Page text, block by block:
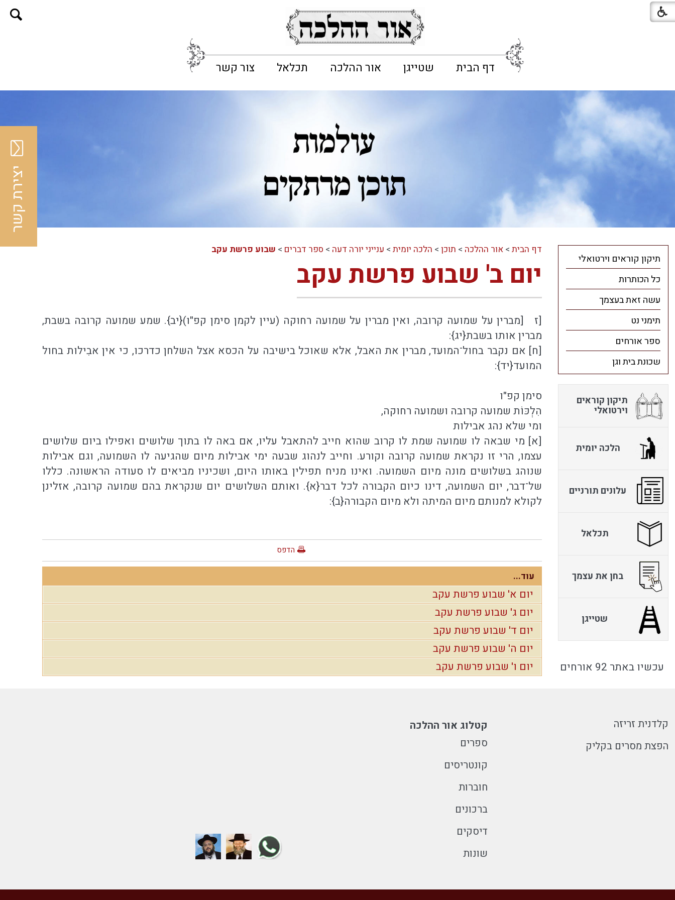
דף הבית שטייגן אור ההלכה תכלאל צור קשר
דף הבית> אור ההלכה > תוכן> הלכה יומית> ענייני יורה דעה > ספר דברים > שבוע פרשת עקב
יום ב' שבוע פרשת עקב
[ז [מברין על שמועה קרובה, ואין מברין על שמועה רחוקה (עיין לקמן סימן קפ"ו){יב}. שמע שמועה קרובה בשבת,
מברין אותו בשבת{יג}:
[ח] אם נקבר בחול־המועד, מברין את האבל, אלא שאוכל בישיבה על הכסא אצל השלחן כדרכו, כי אין אבִילות בחול
המועד{יד}:
סימן קפ"ו
הִלְכּוֹת שמועה קרובה ושמועה רחוקה,
ומי שלא נהג אבילות
[א] מי שבאה לו שמועה שמת לו קרוב שהוא חייב להתאבל עליו, אם באה לו בתוך שלושים ואפילו ביום שלושים
עצמו, הרי זו נקראת שמועה קרובה וקורע. וחייב לנהוג שבעה ימי אבילות מיום שהגיעה לו השמועה, וגם אבילות
שנוהג בשלושים מונה מיום השמועה. ואינו מניח תפילין באותו היום, ושכיניו מביאים לו סעודה הראשונה. כללו
של־דבר, יום השמועה, דינו כיום הקבורה לכל דבר{א}. ואותם השלושים יום שנקראת בהם שמועה קרובה, אזלינן
לקולא למנותם מיום המיתה ולא מיום הקבורה{ב}:
הדפס
עוד...
יום א' שבוע פרשת עקב
יום ג' שבוע פרשת עקב
יום ד' שבוע פרשת עקב
יום ה' שבוע פרשת עקב
יום ו' שבוע פרשת עקב
תיקון קוראים וירטואלי
כל הכותרות
עשה זאת בעצמך
תימני נט
ספר אורחים
שכונת בית וגן
תיקון קוראים
וירטואלי
הלכה יומית
עלונים תורניים
תכלאל
בחן את עצמך
שטייגן
עכשיו באתר 92 אורחים
קלדנית זריזה
הפצת מסרים בקליק
קטלוג אור ההלכה
ספרים
קונטריסים
חוברות
ברכונים
דיסקים
שונות
יצירת קשר